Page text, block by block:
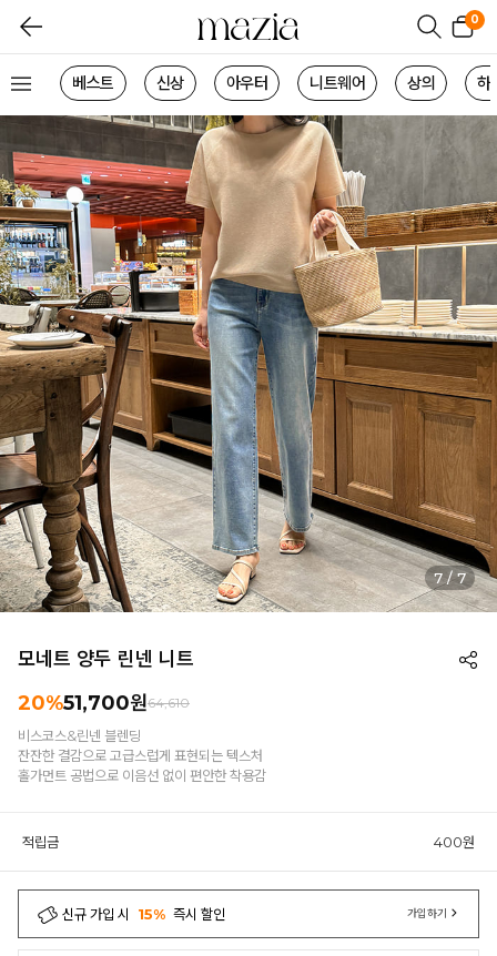
0
베스트 신상 아우터 니트웨어 상의 하
1 / 7
모네트 양두 린넨 니트
20%51,700원64,610
비스코스&린넨 블렌딩
잔잔한 결감으로 고급스럽게 표현되는 텍스처
홀가먼트 공법으로 이음선 없이 편안한 착용감
적립금 400원
신규 가입 시 15% 즉시 할인 가입하기